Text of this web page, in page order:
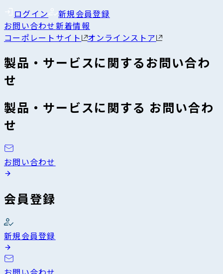
ログイン
新規会員登録
お問い合わせ新着情報
コーポレートサイト
オンラインストア
製品・サービスに関するお問い合わ
せ
製品・サービスに関する お問い合わ
せ
お問い合わせ
会員登録
新規会員登録